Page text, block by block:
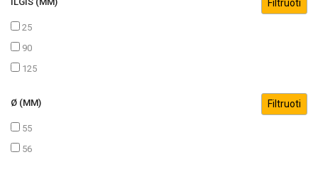
25
90
125
Ø (MM)
55
56